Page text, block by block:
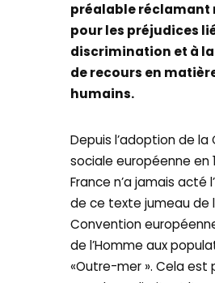
préalable réclamant
pour les préjudices
discrimination et à
de recours en
humains.
Depuis l’adoption de la
sociale européenne en
France n’a jamais acté
de ce texte jumeau de
Convention
de l’Homme aux
«Outre-mer ». Cela est